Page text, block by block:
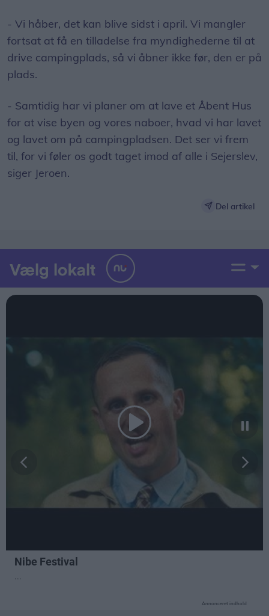
- Vi håber, det kan blive sidst i april. Vi mangler
fortsat at få en tilladelse fra myndighederne til at
drive campingplads, så vi åbner ikke før, den er på
plads.
- Samtidig har vi planer om at lave et Åbent Hus
for at vise byen og vores naboer, hvad vi har lavet
og lavet om på campingpladsen. Det ser vi frem
til, for vi føler os godt taget imod af alle i Sejerslev,
siger Jeroen.
Del artikel
Annonceret indhold